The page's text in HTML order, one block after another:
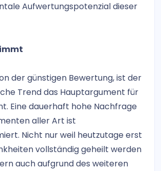
Aufwertungspotenzial dieser
der günstigen Bewertung, ist der
Trend das Hauptargument für
Eine dauerhaft hohe Nachfrage
aller Art ist
Nicht nur weil heutzutage erst
vollständig geheilt werden
auch aufgrund des weiteren